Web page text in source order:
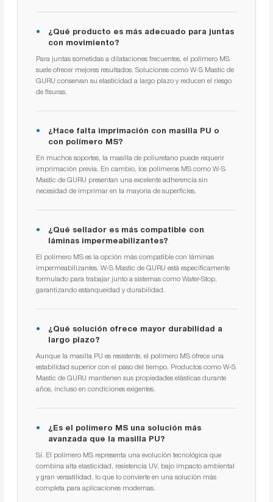
¿Qué producto es más adecuado para juntas
con movimiento?
Para juntas sometidas a dilataciones frecuentes, el polímero MS
suele ofrecer mejores resultados. Soluciones como W-S Mastic de
GURU conservan su elasticidad a largo plazo y reducen el riesgo
de fisuras.
¿Hace falta imprimación con masilla PU o
con polímero MS?
En muchos soportes, la masilla de poliuretano puede requerir
imprimación previa. En cambio, los polímeros MS como W-S
Mastic de GURU presentan una excelente adherencia sin
necesidad de imprimar en la mayoría de superficies.
¿Qué sellador es más compatible con
láminas impermeabilizantes?
El polímero MS es la opción más compatible con láminas
impermeabilizantes. W-S Mastic de GURU está específicamente
formulado para trabajar junto a sistemas como Water-Stop,
garantizando estanqueidad y durabilidad.
¿Qué solución ofrece mayor durabilidad a
largo plazo?
Aunque la masilla PU es resistente, el polímero MS ofrece una
estabilidad superior con el paso del tiempo. Productos como W-S
Mastic de GURU mantienen sus propiedades elásticas durante
años, incluso en condiciones exigentes.
¿Es el polímero MS una solución más
avanzada que la masilla PU?
Sí. El polímero MS representa una evolución tecnológica que
combina alta elasticidad, resistencia UV, bajo impacto ambiental
y gran versatilidad, lo que lo convierte en una solución más
completa para aplicaciones modernas.